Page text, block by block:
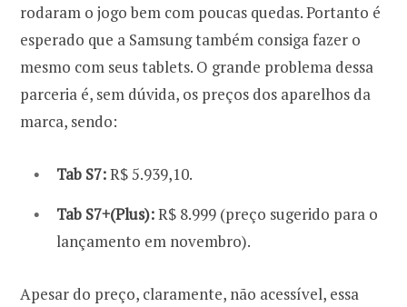
rodaram o jogo bem com poucas quedas. Portanto é
esperado que a Samsung também consiga fazer o
mesmo com seus tablets. O grande problema dessa
parceria é, sem dúvida, os preços dos aparelhos da
marca, sendo:
Tab S7:R$ 5.939,10.
Tab S7+(Plus):R$ 8.999 (preço sugerido para o
lançamento em novembro).
Apesar do preço, claramente, não acessível, essa